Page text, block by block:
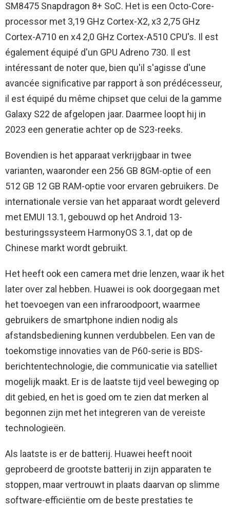
SM8475 Snapdragon 8+ SoC. Het is een Octo-Core-
processor met 3,19 GHz Cortex-X2, x3 2,75 GHz
Cortex-A710 en x4 2,0 ​​GHz Cortex-A510 CPU's. Il est
également équipé d'un GPU Adreno 730. Il est
intéressant de noter que, bien qu'il s'agisse d'une
avancée significative par rapport à son prédécesseur,
il est équipé du même chipset que celui de la gamme
Galaxy S22 de afgelopen jaar. Daarmee loopt hij in
2023 een generatie achter op de S23-reeks.
Bovendien is het apparaat verkrijgbaar in twee
varianten, waaronder een 256 GB 8GM-optie of een
512 GB 12 GB RAM-optie voor ervaren gebruikers. De
internationale versie van het apparaat wordt geleverd
met EMUI 13.1, gebouwd op het Android 13-
besturingssysteem HarmonyOS 3.1, dat op de
Chinese markt wordt gebruikt.
Het heeft ook een camera met drie lenzen, waar ik het
later over zal hebben. Huawei is ook doorgegaan met
het toevoegen van een infraroodpoort, waarmee
gebruikers de smartphone indien nodig als
afstandsbediening kunnen verdubbelen. Een van de
toekomstige innovaties van de P60-serie is BDS-
berichtentechnologie, die communicatie via satelliet
mogelijk maakt. Er is de laatste tijd veel beweging op
dit gebied, en het is goed om te zien dat merken al
begonnen zijn met het integreren van de vereiste
technologieën.
Als laatste is er de batterij. Huawei heeft nooit
geprobeerd de grootste batterij in zijn apparaten te
stoppen, maar vertrouwt in plaats daarvan op slimme
software-efficiëntie om de beste prestaties te